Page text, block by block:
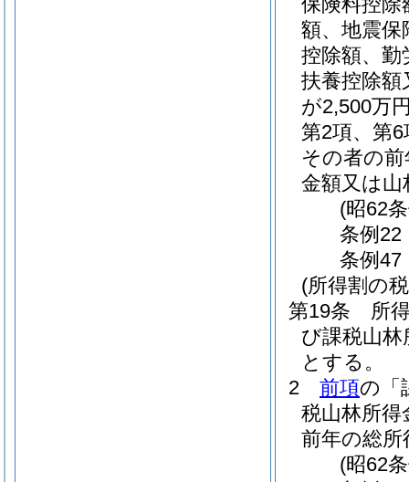
額、地震保
控除額、勤
扶養控除額
が2,500万
第2項、第
その者の
金額又は
(昭62
条例22
条例47
(所得割の
第19条
所
び課税山
とする。
2
前項の「
税山林所
前年の総所
(昭62